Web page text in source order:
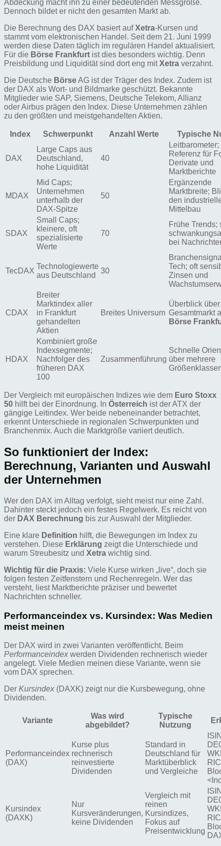
Abdeckung macht ihn zu einer bedeutenden Messgröße.
Dennoch bildet er nicht den gesamten Markt ab.
Die Berechnung des DAX basiert aufXetra-Kursen und
stammt vom elektronischen Handel. Seit dem 21. Juni 1999
werden diese Daten täglich im regulären Handel aktualisiert.
Für die Börse Frankfurt ist dies besonders wichtig. Denn
Preisbildung und Liquidität sind dort eng mitXetra verzahnt.
Die Deutsche BörseAG ist der Träger des Index. Zudem ist
der DAX als Wort- und Bildmarke geschützt. Bekannte
Mitglieder wie SAP, Siemens, Deutsche Telekom, Allianz
oder Airbus prägen den Index. Diese Unternehmen zählen
zu den größten und meistgehandelten Aktien.
Index Schwerpunkt Anzahl Werte Typische
DAX
Large Caps aus
Deutschland,
hohe Liquidität
40
Referenz für
Derivate und
Marktberichte
MDAX
Mid Caps;
Unternehmen
unterhalb der
DAX-Spitze
50
Ergänzende
Marktbreite;
den
Mittelbau
SDAX
Small Caps;
kleinere, oft
spezialisierte
Werte
70
Frühe Trends;
bei
TecDAX
Technologiewerte
aus Deutschland
30
Tech; oft
Zinsen und
CDAX
Breiter
Marktindex aller
in Frankfurt
gehandelten
Aktien
Breites Universum
Überblick
Gesamtmarkt
Börse
HDAX
Kombiniert große
Indexsegmente;
Nachfolger des
früheren DAX
100
Zusammenführung
Schnelle
über mehrere
Der Vergleich mit europäischen Indizes wie dem Euro Stoxx
50 hilft bei der Einordnung. In Österreich ist der ATX der
gängige Leitindex. Wer beide nebeneinander betrachtet,
erkennt Unterschiede in regionalen Schwerpunkten und
Branchenmix. Auch die Marktgröße variiert deutlich.
So funktioniert der Index:
Berechnung, Varianten und Auswahl
der Unternehmen
Wer den DAX im Alltag verfolgt, sieht meist nur eine Zahl.
Dahinter steckt jedoch ein festes Regelwerk. Es reicht von
der DAX Berechnung bis zur Auswahl der Mitglieder.
Eine klare Definition hilft, die Bewegungen im Index zu
verstehen. Diese Erklärung zeigt die Unterschiede und
warum Streubesitz und Xetra wichtig sind.
Wichtig für die Praxis: Viele Kurse wirken „live“, doch sie
folgen festen Zeitfenstern und Rechenregeln. Wer das
versteht, liest Marktberichte präziser und bewertet
Nachrichten schneller.
Performanceindex vs. Kursindex: Was Medien
meist meinen
Der DAX wird in zwei Varianten veröffentlicht. Beim
Performanceindex werden Dividenden rechnerisch wieder
angelegt. Viele Medien meinen diese Variante, wenn sie
vom DAX sprechen.
Der Kursindex (DAXK) zeigt nur die Kursbewegung, ohne
Dividenden.
Variante
Was wird
abgebildet?
Typische
Nutzung
Performanceindex
(DAX)
Kurse plus
rechnerisch
reinvestierte
Dividenden
Standard in
Deutschland für
Marktüberblick
und Vergleiche
Kursindex
(DAXK)
Nur
Kursveränderungen,
keine Dividenden
Vergleich mit
reinen
Kursindizes,
Fokus auf
Preisentwicklung